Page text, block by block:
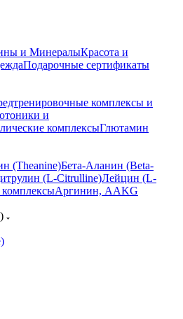
и МинералыКрасота и
Подарочные сертификаты
комплексы и
и
комплексыГлютамин
(Theanine)Бета-Аланин (Beta-
(L-Citrulline)Лейцин (L-
Аргинин, AAKG